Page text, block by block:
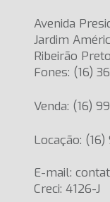
Avenida
Jardim
Ribeirão
Fones: (16)
Venda: (16)
Locação:
E-mail:
Creci: 4126-J